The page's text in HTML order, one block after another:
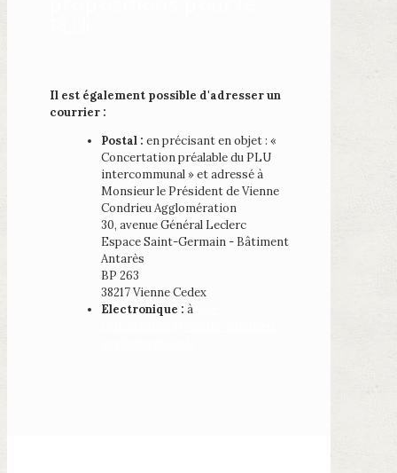
Il est également possible d'adresser un
courrier :
Postal : en précisant en objet : «
Concertation préalable du PLU
intercommunal » et adressé à
Monsieur le Président de Vienne
Condrieu Agglomération
30, avenue Général Leclerc
Espace Saint-Germain - Bâtiment
Antarès
BP 263
38217 Vienne Cedex
Electronique : à